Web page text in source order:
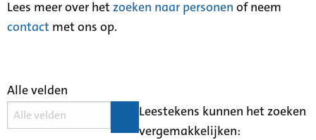
Lees meer over het zoeken naar personen of neem
contact met ons op.
Alle velden
Leestekens kunnen het zoeken
vergemakkelijken: